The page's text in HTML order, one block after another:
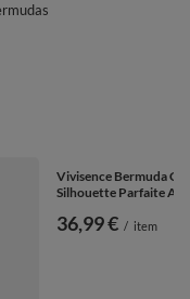
Vivisence Bermuda
Silhouette Parfaite
36,99 € / item